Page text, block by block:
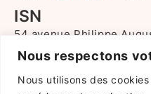
Nous respectons
Nous utilisons des
ISN
54 avenue Philippe
75011 PARIS
213 rue de Gerland
69007 LYON